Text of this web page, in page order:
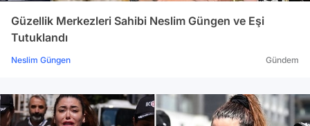
Güzellik Merkezleri Sahibi Neslim Güngen ve Eşi
Tutuklandı
Neslim Güngen Gündem